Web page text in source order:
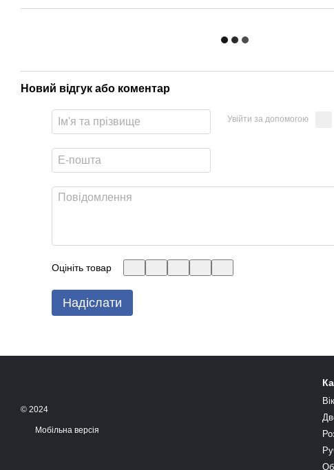
Новий відгук або коментар
Увійти за допомогою
Оцініть товар
Надіслати
© 2024
Мобільна версія